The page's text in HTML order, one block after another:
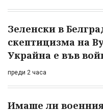
Зеленски в
скептицизма на
Украйна е във
преди 2 часа
Имаше ли